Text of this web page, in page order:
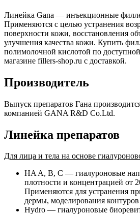
Линейка Gana — инъекционные
Применяются с целью устранения
поверхности кожи, восстановления
улучшения качества кожи. Купить
полимолочной кислотой по
магазине fillers-shop.ru с доставкой.
Производитель
Выпуск препаратов Гана
компанией GANA R&D Co.Ltd.
Линейка препаратов
Для лица и тела на основе
HA A, B, C — гиалуроновые
плотности и концентрацией от
Применяются для устранения
дермы, моделирования
Hydro — гиалуроновые